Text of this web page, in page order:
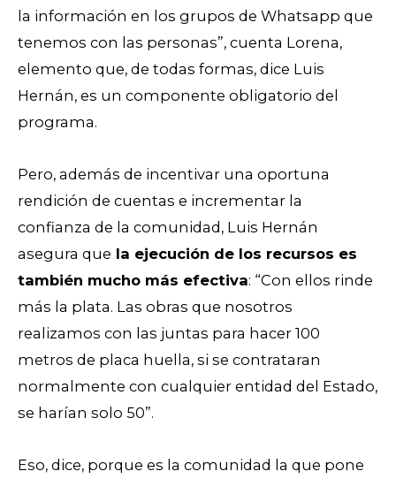
la información en los grupos de Whatsapp que
tenemos con las personas”, cuenta Lorena,
elemento que, de todas formas, dice Luis
Hernán, es un componente obligatorio del
programa.
Pero, además de incentivar una oportuna
rendición de cuentas e incrementar la
confianza de la comunidad, Luis Hernán
asegura que la ejecución de los recursos es
también mucho más efectiva: “Con ellos rinde
más la plata. Las obras que nosotros
realizamos con las juntas para hacer 100
metros de placa huella, si se contrataran
normalmente con cualquier entidad del Estado,
se harían solo 50”.
Eso, dice, porque es la comunidad la que pone